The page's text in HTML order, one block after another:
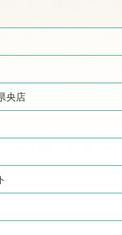
央店